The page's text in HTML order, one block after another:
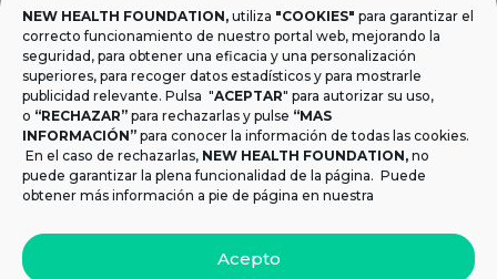
NEW HEALTH FOUNDATION, utiliza "COOKIES" para garantizar el
correcto funcionamiento de nuestro portal web, mejorando la
seguridad, para obtener una eficacia y una personalización
superiores, para recoger datos estadísticos y para mostrarle
publicidad relevante. Pulsa "ACEPTAR" para autorizar su uso,
o “RECHAZAR” para rechazarlas y pulse “MAS
INFORMACIÓN” para conocer la información de todas las cookies.
En el caso de rechazarlas, NEW HEALTH FOUNDATION, no
puede garantizar la plena funcionalidad de la página. Puede
obtener más información a pie de página en nuestra
Acepto
 Teléfono
T.+34 954 219 597
 Dónde estamos
Calle Monsalves 35 Local 2. 41001, Sevilla.
España
 Email
info@newhealthfoundation.org